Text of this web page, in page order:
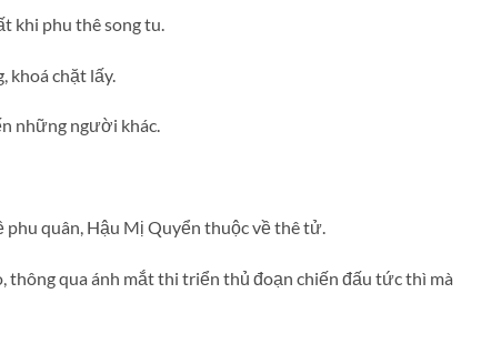
khi phu thê song tu.
khoá chặt lấy.
những người khác.
phu quân, Hậu Mị Quyển thuộc về thê tử.
qua ánh mắt thi triển thủ đoạn chiến đấu tức thì mà